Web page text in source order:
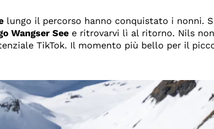
lungo il percorso hanno conquistato i nonni.
Wangser See e ritrovarvi lì al ritorno. Nils
TikTok. Il momento più bello per il